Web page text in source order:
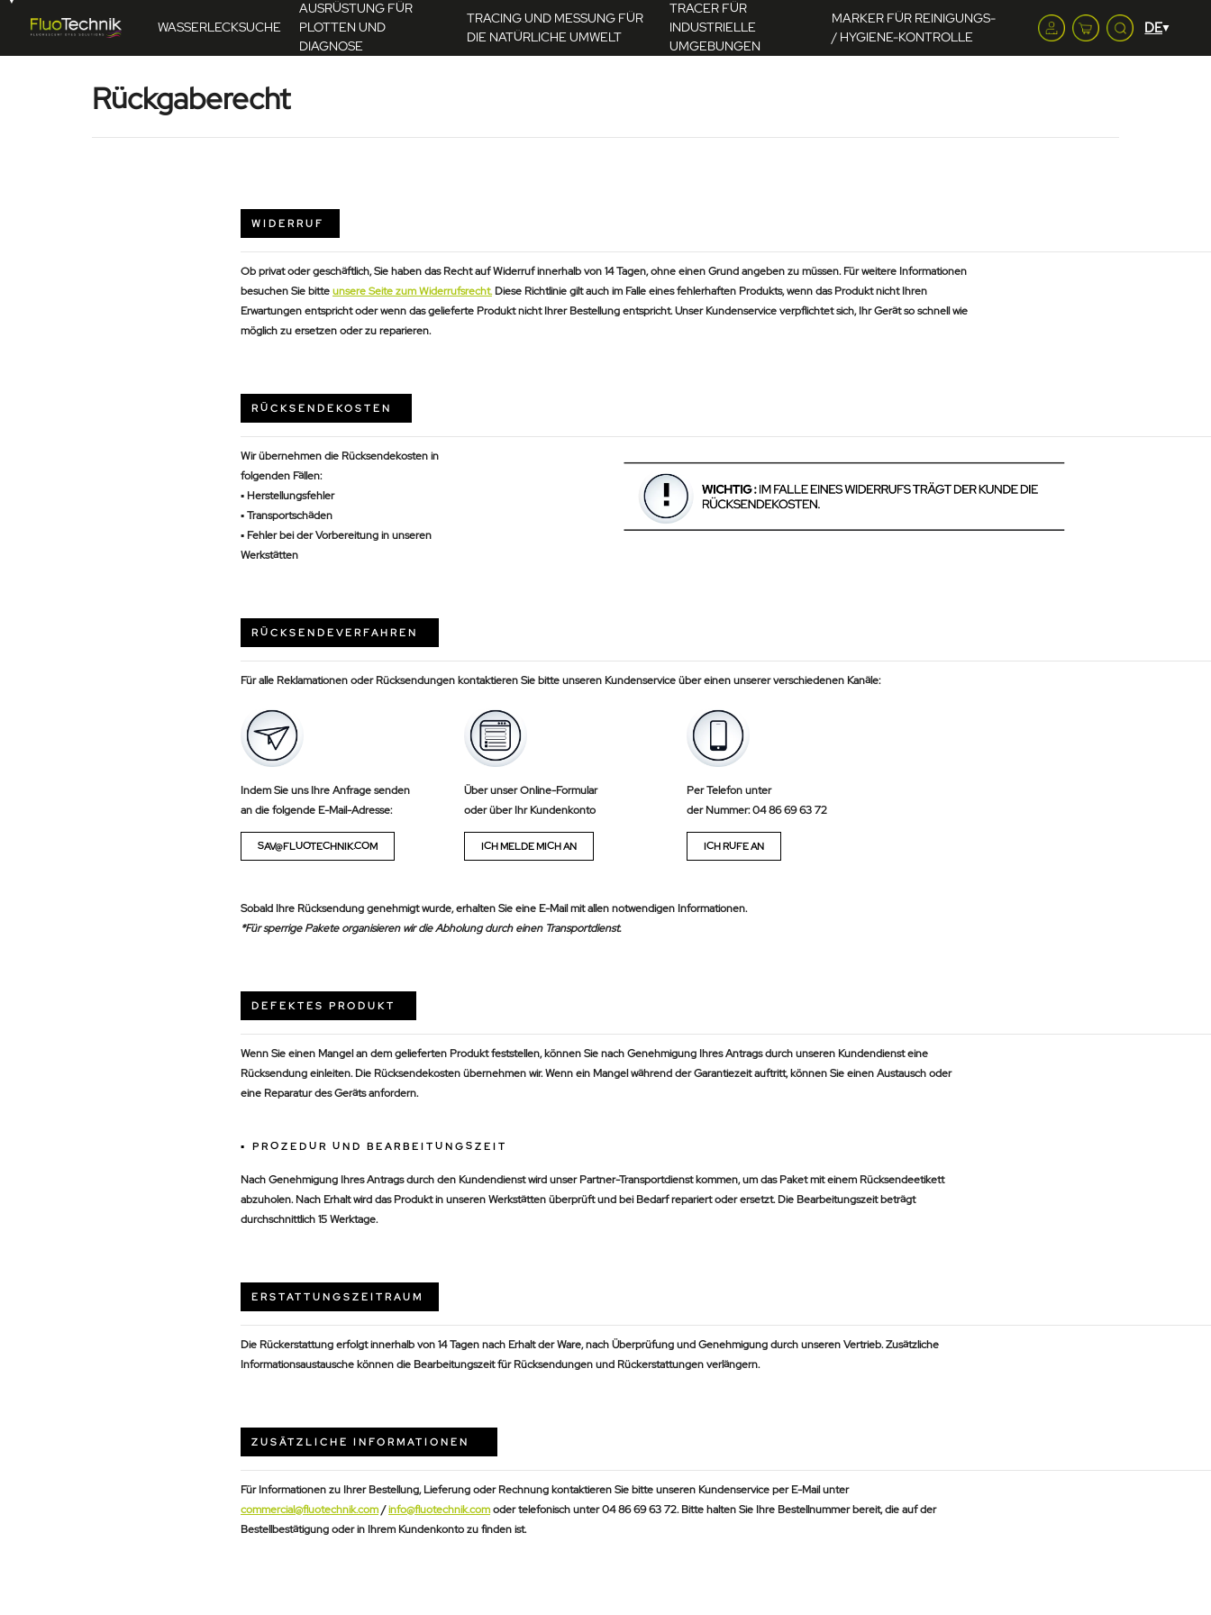
WASSERLECKSUCHE
AUSRÜSTUNG FÜR
PLOTTEN UND
DIAGNOSE
TRACING UND MESSUNG FÜR
DIE NATÜRLICHE UMWELT
TRACER FÜR
INDUSTRIELLE
UMGEBUNGEN
MARKER FÜR REINIGUNGS-
/ HYGIENE-KONTROLLE
Rückgaberecht
WIDERRUF
Ob privat oder geschäftlich, Sie haben das Recht auf Widerruf innerhalb von 14 Tagen, ohne einen Grund angeben zu müssen. Für weitere Informationen
besuchen Sie bitteunsere Seite zum Widerrufsrecht.Diese Richtlinie gilt auch im Falle eines fehlerhaften Produkts, wenn das Produkt nicht Ihren
Erwartungen entspricht oder wenn das gelieferte Produkt nicht Ihrer Bestellung entspricht. Unser Kundenservice verpflichtet sich, Ihr Gerät so schnell wie
möglich zu ersetzen oder zu reparieren.
RÜCKSENDEKOSTEN
Wir übernehmen die Rücksendekosten in
folgenden Fällen:
▪ Herstellungsfehler
▪ Transportschäden
▪ Fehler bei der Vorbereitung in unseren
Werkstätten
RÜCKSENDEVERFAHREN
Für alle Reklamationen oder Rücksendungen kontaktieren Sie bitte unseren Kundenservice über einen unserer verschiedenen Kanäle:
Indem Sie uns Ihre Anfrage senden
an die folgende E-Mail-Adresse:
SAV@FLUOTECHNIK.COM
Über unser Online-Formular
oder über Ihr Kundenkonto
ICH MELDE MICH AN
Per Telefon unter
der Nummer: 04 86 69 63 72
ICH RUFE AN
Sobald Ihre Rücksendung genehmigt wurde, erhalten Sie eine E-Mail mit allen notwendigen Informationen.
*Für sperrige Pakete organisieren wir die Abholung durch einen Transportdienst.
DEFEKTES PRODUKT
Wenn Sie einen Mangel an dem gelieferten Produkt feststellen, können Sie nach Genehmigung Ihres Antrags durch unseren Kundendienst eine
Rücksendung einleiten. Die Rücksendekosten übernehmen wir. Wenn ein Mangel während der Garantiezeit auftritt, können Sie einen Austausch oder
eine Reparatur des Geräts anfordern.
▪ PROZEDUR UND BEARBEITUNGSZEIT
Nach Genehmigung Ihres Antrags durch den Kundendienst wird unser Partner-Transportdienst kommen, um das Paket mit einem Rücksendeetikett
abzuholen. Nach Erhalt wird das Produkt in unseren Werkstätten überprüft und bei Bedarf repariert oder ersetzt. Die Bearbeitungszeit beträgt
durchschnittlich 15 Werktage.
ERSTATTUNGSZEITRAUM
Die Rückerstattung erfolgt innerhalb von 14 Tagen nach Erhalt der Ware, nach Überprüfung und Genehmigung durch unseren Vertrieb. Zusätzliche
Informationsaustausche können die Bearbeitungszeit für Rücksendungen und Rückerstattungen verlängern.
ZUSÄTZLICHE INFORMATIONEN
Für Informationen zu Ihrer Bestellung, Lieferung oder Rechnung kontaktieren Sie bitte unseren Kundenservice per E-Mail unter
commercial@fluotechnik.com/info@fluotechnik.comoder telefonisch unter 04 86 69 63 72. Bitte halten Sie Ihre Bestellnummer bereit, die auf der
Bestellbestätigung oder in Ihrem Kundenkonto zu finden ist.